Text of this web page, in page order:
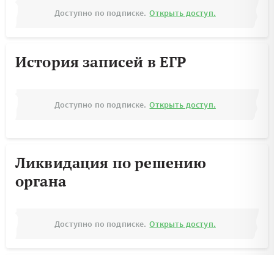
Доступно по подписке. Открыть доступ.
История записей в ЕГР
Доступно по подписке. Открыть доступ.
Ликвидация по решению
органа
Доступно по подписке. Открыть доступ.